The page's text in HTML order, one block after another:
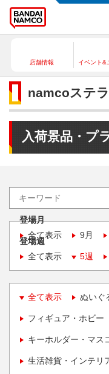
店舗情報 イベント&
namcoステ
入荷景品・プ
登場月
全て表示
9月
登場週
全て表示
5週
全て表示 ぬいぐ
フィギュア・ホビー
キーホルダー・マス
生活雑貨・インテリ